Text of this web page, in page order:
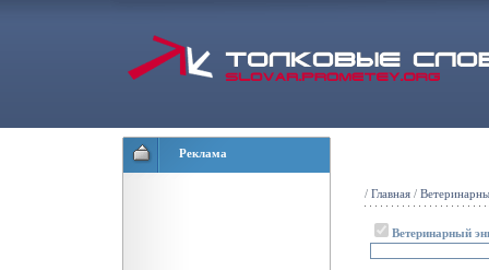
Реклама
/ Главная /
Ветеринарный